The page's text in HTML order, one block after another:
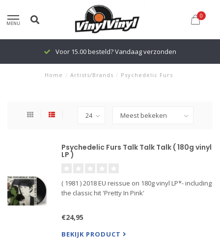
MENU
0
Voor 15.00 besteld? Vandaag verzonden
Home / Artists/Brands / Psychedelic Furs
Psychedelic Furs Talk Talk Talk ( 180g vinyl
LP )
( 1981 ) 2018 EU reissue on 180g vinyl LP*- including
the classic hit 'Pretty In Pink'
€24,95
BEKIJK PRODUCT